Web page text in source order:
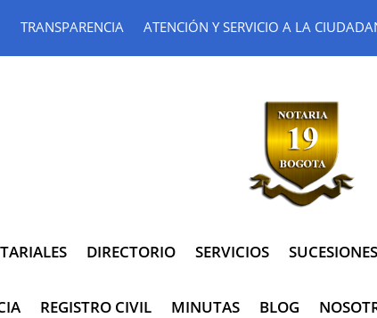
TRANSPARENCIA ATENCIÓN Y SERVICIO A LA
DIRECTORIO SERVICIOS SUCESIONES
REGISTRO CIVIL MINUTAS BLOG